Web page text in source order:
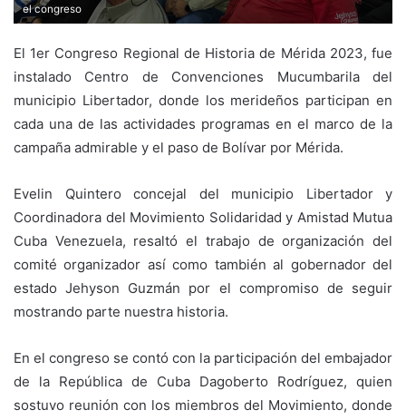
el congreso
El 1er Congreso Regional de Historia de Mérida 2023, fue
instalado Centro de Convenciones Mucumbarila del
municipio Libertador, donde los merideños participan en
cada una de las actividades programas en el marco de la
campaña admirable y el paso de Bolívar por Mérida.
Evelin Quintero concejal del municipio Libertador y
Coordinadora del Movimiento Solidaridad y Amistad Mutua
Cuba Venezuela, resaltó el trabajo de organización del
comité organizador así como también al gobernador del
estado Jehyson Guzmán por el compromiso de seguir
mostrando parte nuestra historia.
En el congreso se contó con la participación del embajador
de la República de Cuba Dagoberto Rodríguez, quien
sostuvo reunión con los miembros del Movimiento, donde